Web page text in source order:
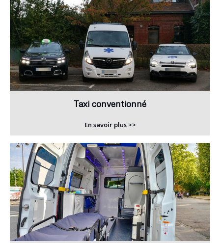
Taxi conventionné
En savoir plus >>